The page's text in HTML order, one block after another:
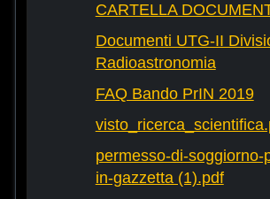
CARTELLA
Documenti UTG-II
Radioastronomia
FAQ Bando PrIN 2019
permesso-di-
in-gazzetta (1).pdf